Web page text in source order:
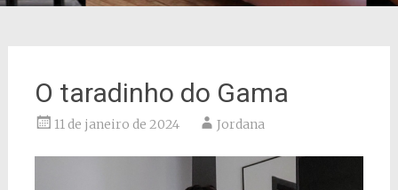
O taradinho do Gama
11 de janeiro de 2024 Jordana